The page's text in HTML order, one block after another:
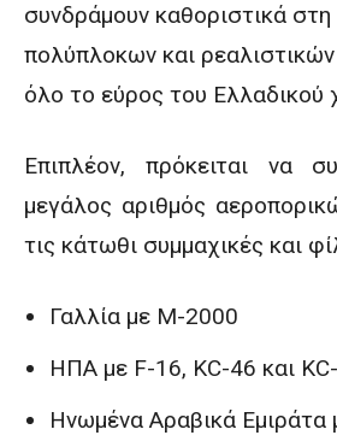
συνδράμουν καθοριστικά στη
πολύπλοκων και
όλο το εύρος του Ελλαδικού
Επιπλέον, πρόκειται να
μεγάλος αριθμός
τις κάτωθι συμμαχικές και
Γαλλία με Μ-2000
ΗΠΑ με F-16, KC-46 και
Ηνωμένα Αραβικά